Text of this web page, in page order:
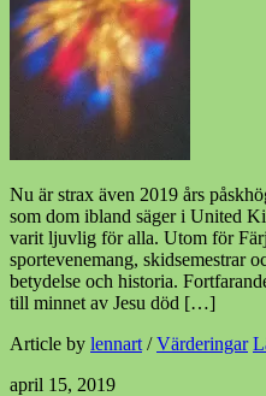
Nu är strax även 2019 års
som dom ibland säger i United
varit ljuvlig för alla. Utom för
sportevenemang, skidsemestrar
betydelse och historia.
till minnet av Jesu död […]
Article by lennart /Värderingar
april 15, 2019